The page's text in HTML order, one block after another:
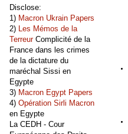
Disclose:
1) Macron Ukrain Papers
2) Les Mémos de la
TerreurComplicité de la
France dans les crimes
de la dictature du
maréchal Sissi en
Egypte
3) Macron Egypt Papers
4) Opération Sirli Macron
en Egypte
La CEDH - Cour